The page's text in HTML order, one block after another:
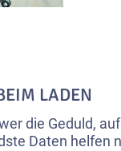
LADEN
die Geduld,
Daten helfen